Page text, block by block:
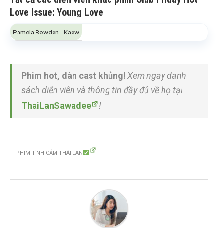
Love Issue: Young Love
Pamela Bowden Kaew
Phim hot, dàn cast khủng! Xem ngay danh
sách diễn viên và thông tin đầy đủ về họ tại
ThaiLanSawadee
!
PHIM TÌNH CẢM THÁI LAN